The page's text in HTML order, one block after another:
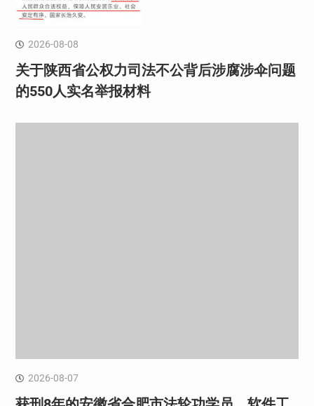
2026-08-08
关于陕西省公权力司法不公背后涉腐涉伞问题
的550人实名举报材料
2026-08-07